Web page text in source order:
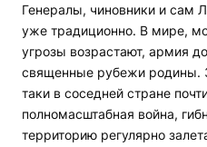
Генералы, чиновники и сам
уже традиционно. В мире,
угрозы возрастают, армия
священные рубежи родины.
таки в соседней стране
полномасштабная война,
территорию регулярно